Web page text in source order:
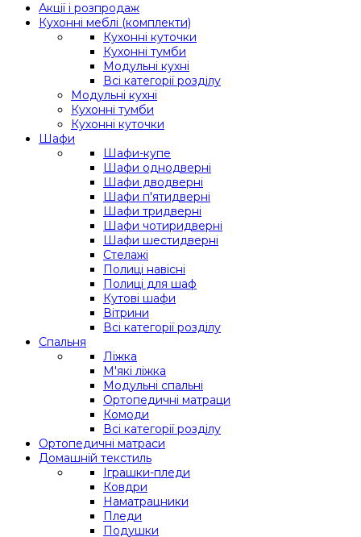
Акції і розпродаж
Кухонні меблі (комплекти)
Кухонні куточки
Кухонні тумби
Модульні кухні
Всі категорії розділу
Модульні кухні
Кухонні тумби
Кухонні куточки
Шафи
Шафи-купе
Шафи однодверні
Шафи дводверні
Шафи п'ятидверні
Шафи тридверні
Шафи чотиридверні
Шафи шестидверні
Стелажі
Полиці навісні
Полиці для шаф
Кутові шафи
Вітрини
Всі категорії розділу
Спальня
Ліжка
М'які ліжка
Модульні спальні
Ортопедичні матраци
Комоди
Всі категорії розділу
Ортопедичні матраси
Домашній текстиль
Іграшки-пледи
Ковдри
Наматрацники
Пледи
Подушки